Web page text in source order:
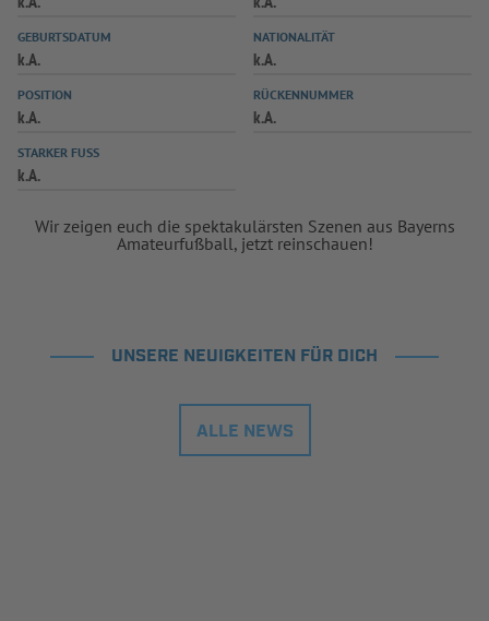
SPIELPLUS
GEBURTSDATUM
k.A.
NATIONALITÄT
k.A.
POSITION
k.A.
RÜCKENNUMMER
k.A.
STARKER FUSS
k.A.
Wir zeigen euch die spektakulärsten Szenen aus Bayerns
Amateurfußball, jetzt reinschauen!
UNSERE NEUIGKEITEN FÜR DICH
ALLE NEWS